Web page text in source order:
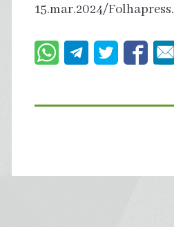
15.mar.2024/Folhapress.